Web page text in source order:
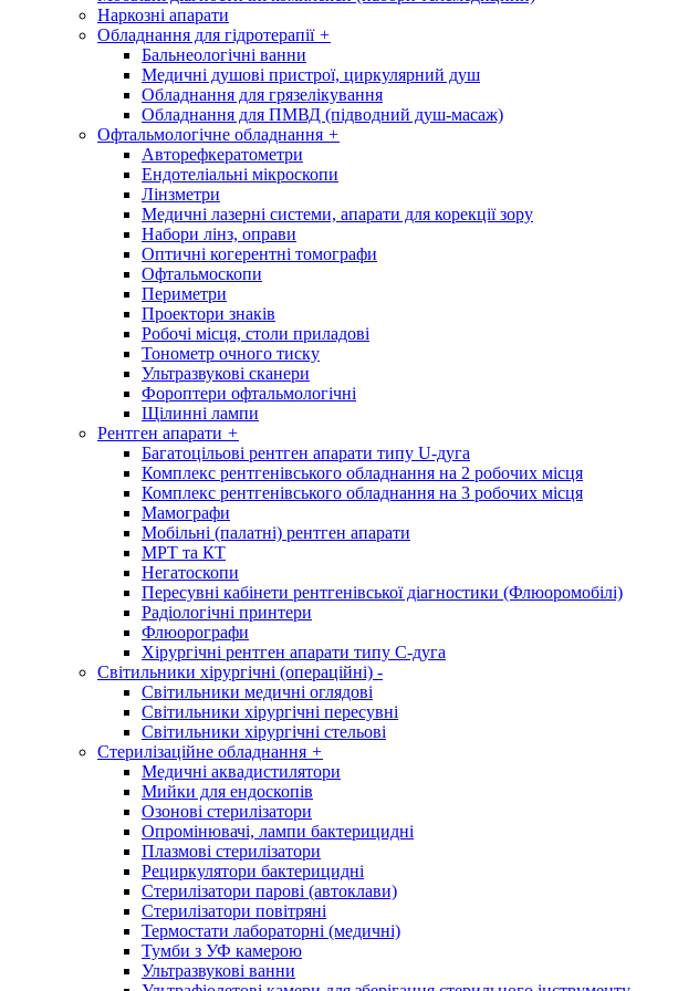
Наркозні апарати
Обладнання для гідротерапії +
Бальнеологічні ванни
Медичні душові пристрої, циркулярний душ
Обладнання для грязелікування
Обладнання для ПМВД (підводний душ-масаж)
Офтальмологічне обладнання +
Авторефкератометри
Ендотеліальні мікроскопи
Лінзметри
Медичні лазерні системи, апарати для корекції зору
Набори лінз, оправи
Оптичні когерентні томографи
Офтальмоскопи
Периметри
Проектори знаків
Робочі місця, столи приладові
Тонометр очного тиску
Ультразвукові сканери
Фороптери офтальмологічні
Щілинні лампи
Рентген апарати +
Багатоцільові рентген апарати типу U-дуга
Комплекс рентгенівського обладнання на 2 робочих місця
Комплекс рентгенівського обладнання на 3 робочих місця
Мамографи
Мобільні (палатні) рентген апарати
МРТ та КТ
Негатоскопи
Пересувні кабінети рентгенівської діагностики (Флюоромобілі)
Радіологічні принтери
Флюорографи
Хірургічні рентген апарати типу С-дуга
Світильники хірургічні (операційні) -
Світильники медичні оглядові
Світильники хірургічні пересувні
Світильники хірургічні стельові
Стерилізаційне обладнання +
Медичні аквадистилятори
Мийки для ендоскопів
Озонові стерилізатори
Опромінювачі, лампи бактерицидні
Плазмові стерилізатори
Рециркулятори бактерицидні
Стерилізатори парові (автоклави)
Стерилізатори повітряні
Термостати лабораторні (медичні)
Тумби з УФ камерою
Ультразвукові ванни